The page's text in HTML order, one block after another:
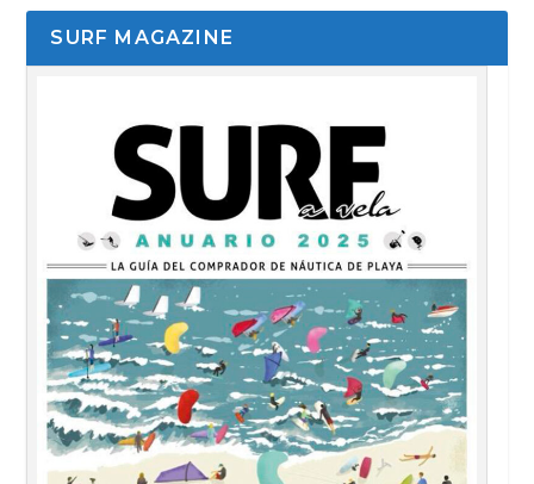
SURF MAGAZINE